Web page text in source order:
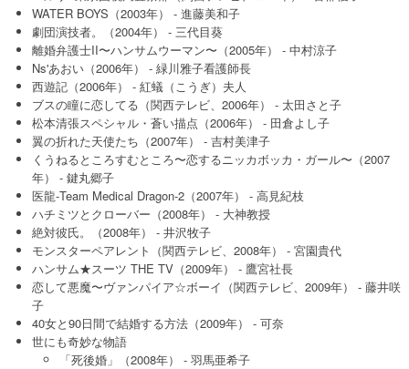
WATER BOYS（2003年） - 進藤美和子
劇団演技者。（2004年） - 三代目葵
離婚弁護士II〜ハンサムウーマン〜（2005年） - 中村涼子
Ns'あおい（2006年） - 緑川雅子看護師長
西遊記（2006年） - 紅蟻（こうぎ）夫人
ブスの瞳に恋してる（関西テレビ、2006年） - 太田さと子
松本清張スペシャル・蒼い描点（2006年） - 田倉よし子
翼の折れた天使たち（2007年） - 吉村美津子
くうねるところすむところ〜恋するニッカボッカ・ガール〜（2007
年） - 鍵丸郷子
医龍-Team Medical Dragon-2（2007年） - 高見紀枝
ハチミツとクローバー（2008年） - 大神教授
絶対彼氏。（2008年） - 井沢牧子
モンスターペアレント（関西テレビ、2008年） - 宮園貴代
ハンサム★スーツ THE TV（2009年） - 鷹宮社長
恋して悪魔〜ヴァンパイア☆ボーイ（関西テレビ、2009年） - 藤井咲
子
40女と90日間で結婚する方法（2009年） - 可奈
世にも奇妙な物語
「死後婚」（2008年） - 羽馬亜希子